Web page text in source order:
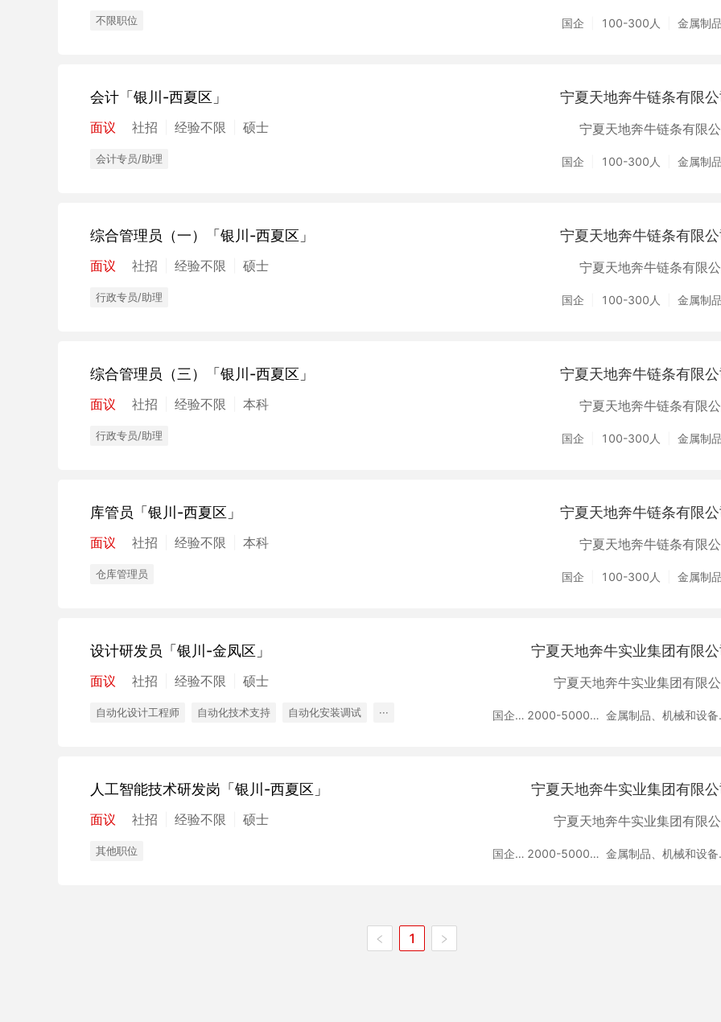
不限职位 国企 100-300人 金属制
会计 「银川-西夏区」
面议 社招 经验不限 硕士
会计专员/助理
宁夏天地奔牛链条有限公
宁夏天地奔牛链条有限
国企 100-300人 金属制
综合管理员（一） 「银川-西夏区」
面议 社招 经验不限 硕士
行政专员/助理
宁夏天地奔牛链条有限公
宁夏天地奔牛链条有限
国企 100-300人 金属制
综合管理员（三） 「银川-西夏区」
面议 社招 经验不限 本科
行政专员/助理
宁夏天地奔牛链条有限公
宁夏天地奔牛链条有限
国企 100-300人 金属制
库管员 「银川-西夏区」
面议 社招 经验不限 本科
仓库管理员
宁夏天地奔牛链条有限公
宁夏天地奔牛链条有限
国企 100-300人 金属制
设计研发员 「银川-金凤区」
面议 社招 经验不限 硕士
自动化设计工程师 自动化技术支持 自动化安装调试 ···
宁夏天地奔牛实业集团有限公
宁夏天地奔牛实业集团有限
国企 2000-5000人 金属
人工智能技术研发岗 「银川-西夏区」
面议 社招 经验不限 硕士
其他职位
宁夏天地奔牛实业集团有限公
宁夏天地奔牛实业集团有限
国企 2000-5000人 金属
1